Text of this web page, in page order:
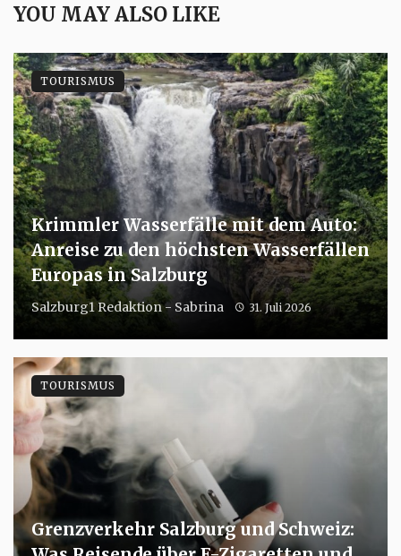
YOU MAY ALSO LIKE
Krimmler Wasserfälle mit dem Auto:
Anreise zu den höchsten Wasserfällen
Europas in Salzburg
Salzburg1 Redaktion - Sabrina 31. Juli 2026
TOURISMUS
Grenzverkehr Salzburg und Schweiz:
TOURISMUS